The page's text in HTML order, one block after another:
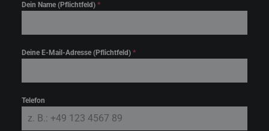
Dein Name (Pflichtfeld) *
Deine E-Mail-Adresse (Pflichtfeld) *
Telefon